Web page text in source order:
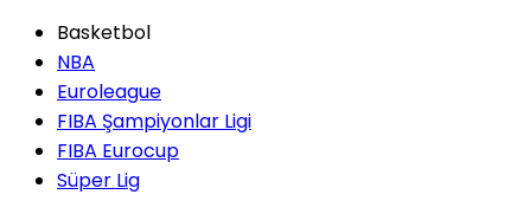
Basketbol
NBA
Euroleague
FIBA Şampiyonlar Ligi
FIBA Eurocup
Süper Lig